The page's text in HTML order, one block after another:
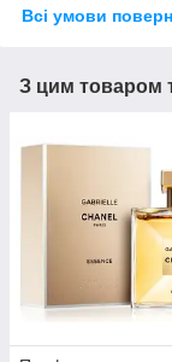
Всі умови
З цим товаром